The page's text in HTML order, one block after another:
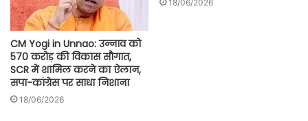
CM Yogi in Unnao: उन्नाव को
570 करोड़ की विकास सौगात,
SCR में शामिल करने का ऐलान,
सपा-कांग्रेस पर साधा निशाना
18/06/2026
18/06/2026